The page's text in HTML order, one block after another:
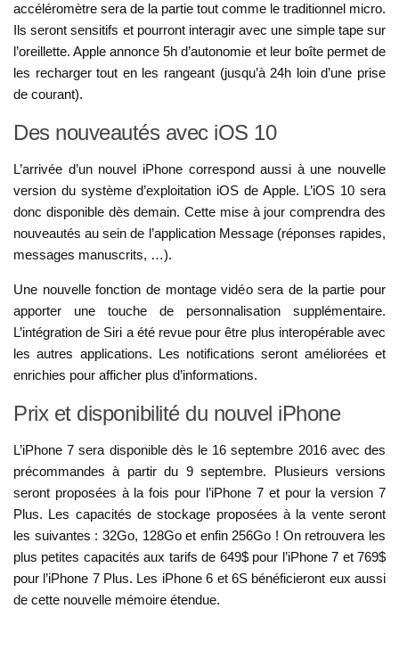
accéléromètre sera de la partie tout comme le traditionnel micro.
Ils seront sensitifs et pourront interagir avec une simple tape sur
l’oreillette. Apple annonce 5h d’autonomie et leur boîte permet de
les recharger tout en les rangeant (jusqu’à 24h loin d’une prise
de courant).
Des nouveautés avec iOS 10
L’arrivée d’un nouvel iPhone correspond aussi à une nouvelle
version du système d’exploitation iOS de Apple. L’iOS 10 sera
donc disponible dès demain. Cette mise à jour comprendra des
nouveautés au sein de l’application Message (réponses rapides,
messages manuscrits, …).
Une nouvelle fonction de montage vidéo sera de la partie pour
apporter une touche de personnalisation supplémentaire.
L’intégration de Siri a été revue pour être plus interopérable avec
les autres applications. Les notifications seront améliorées et
enrichies pour afficher plus d’informations.
Prix et disponibilité du nouvel iPhone
L’iPhone 7 sera disponible dès le 16 septembre 2016 avec des
précommandes à partir du 9 septembre. Plusieurs versions
seront proposées à la fois pour l’iPhone 7 et pour la version 7
Plus. Les capacités de stockage proposées à la vente seront
les suivantes : 32Go, 128Go et enfin 256Go ! On retrouvera les
plus petites capacités aux tarifs de 649$ pour l’iPhone 7 et 769$
pour l’iPhone 7 Plus. Les iPhone 6 et 6S bénéficieront eux aussi
de cette nouvelle mémoire étendue.